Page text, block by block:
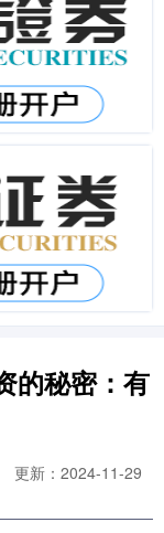
的秘密：有
更新：2024-11-29